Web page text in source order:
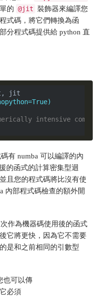
的 @jit 裝飾器來編譯您
式碼，將它們轉換為函
分程式碼提供給 python 直
intensive
有 numba 可以編譯的內
的函式的計算密集型迴
且您的程式碼將比沒有使
內部程式碼檢查的額外開
作為機器碼使用後的函式
它將更快，因為它不需要
是和之前相同的引數型
也可以傳
必須